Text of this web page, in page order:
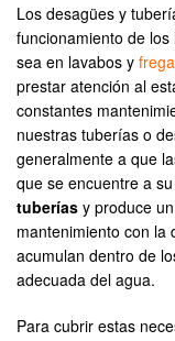
Los desagües y
funcionamiento de
sea en lavabos y
prestar atención al
constantes
nuestras tuberías o
generalmente a que
que se encuentre a
tuberías y produce
mantenimiento con la
acumulan dentro de
adecuada del agua.
Para cubrir estas